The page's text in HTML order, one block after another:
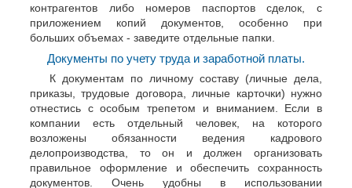
контрагентов либо номеров паспортов сделок, с
приложением копий документов, особенно при
больших объемах - заведите отдельные папки.
Документы по учету труда и заработной платы.
К документам по личному составу (личные дела,
приказы, трудовые договора, личные карточки) нужно
отнестись с особым трепетом и вниманием. Если в
компании есть отдельный человек, на которого
возложены обязанности ведения кадрового
делопроизводства, то он и должен организовать
правильное оформление и обеспечить сохранность
документов. Очень удобны в использовании